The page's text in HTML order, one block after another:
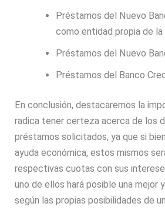
Préstamos del Nuevo
como entidad propia de la
Préstamos del Nuevo
Préstamos del Banco
En conclusión, destacaremos la
radica tener certeza acerca de los
préstamos solicitados, ya que si
ayuda económica, estos mismos
respectivas cuotas con sus
uno de ellos hará posible una mejor
según las propias posibilidades de